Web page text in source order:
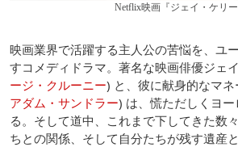
Netflix映画『ジェイ・ケリー
映画業界で活躍する主人公の苦悩を、ユ
すコメディドラマ。著名な映画俳優ジェ
ージ・クルーニー) と、彼に献身的なマネ
アダム・サンドラー) は、慌ただしくヨ
る。そして道中、これまで下してきた数
ちとの関係、そして自分たちが残す遺産